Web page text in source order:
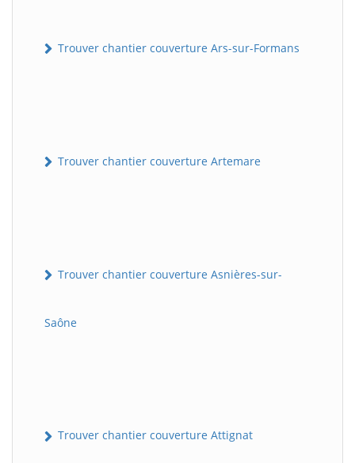
Trouver chantier couverture Ars-sur-Formans
Trouver chantier couverture Artemare
Trouver chantier couverture Asnières-sur-
Saône
Trouver chantier couverture Attignat